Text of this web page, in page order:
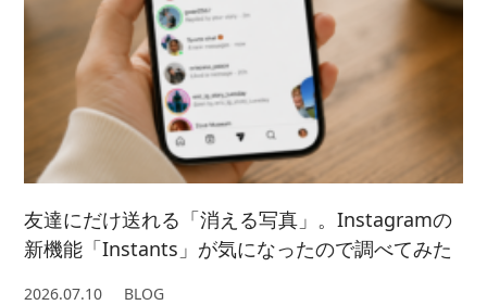
友達にだけ送れる「消える写真」。Instagramの
新機能「Instants」が気になったので調べてみた
2026.07.10 BLOG